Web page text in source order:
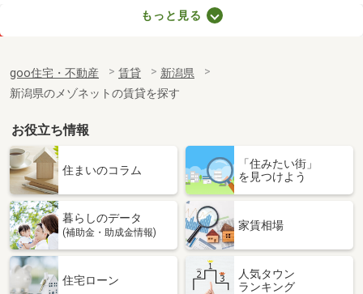
新潟県十日町市千代田町
専有面積
46.28m²
間取り
1LDK
新潟県長岡市大島本町５
価 格
7.50万円
新潟県長岡市大島本町５
専有面積 52.57m²
間取り
新潟県長岡市関原町１
もっと見る
goo住宅・不動産 賃貸
新潟県
新潟県のメゾネットの賃貸を探す
お役立ち情報
住まいのコラム
「住みたい街」
を見つけよう
暮らしのデータ
(補助金・助成金情報)
家賃相場
住宅ローン
人気タウン
ランキング